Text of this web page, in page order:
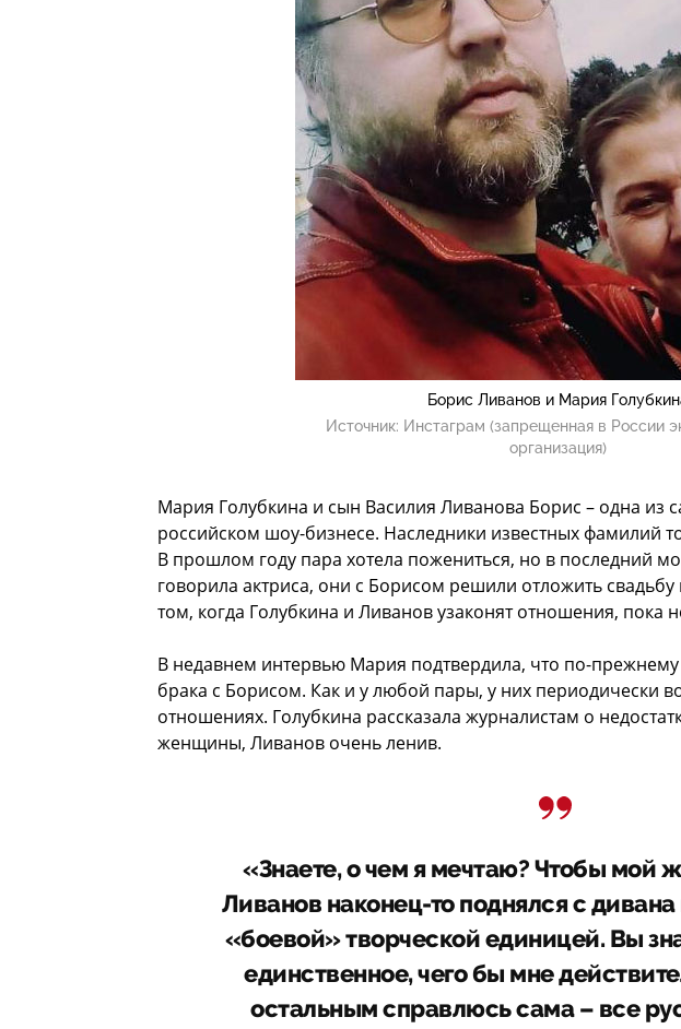
Борис Ливанов и Мария
Источник: Инстаграм (запрещенная в России
организация)
Мария Голубкина и сын Василия Ливанова Борис – одна из
российском шоу-бизнесе. Наследники известных фамилий
В прошлом году пара хотела пожениться, но в последний
говорила актриса, они с Борисом решили отложить
том, когда Голубкина и Ливанов узаконят отношения, пока
В недавнем интервью Мария подтвердила, что по-прежнему
брака с Борисом. Как и у любой пары, у них периодически
отношениях. Голубкина рассказала журналистам о
женщины, Ливанов очень ленив.
«Знаете, о чем я мечтаю? Чтобы мой
Ливанов наконец-то поднялся с
«боевой» творческой единицей. Вы
единственное, чего бы мне
остальным справлюсь сама – все